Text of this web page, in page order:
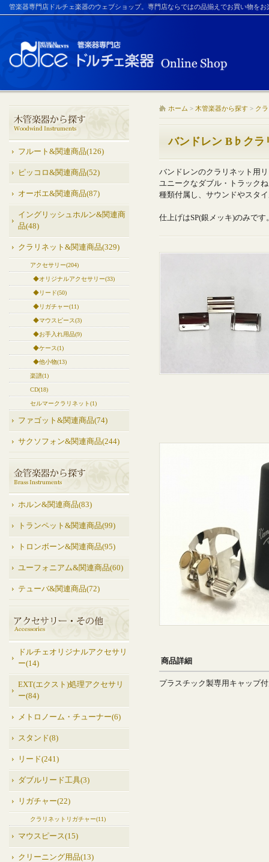
管楽器専門店ドルチェ楽器のウェブショップ。専門店ならではの品揃えでお買い物を
フルート&関連商品(126)
ピッコロ&関連商品(52)
オーボエ&関連商品(87)
イングリッシュホルン&関連商
品(48)
クラリネット&関連商品(329)
アクセサリー(204)
◆オリジナルアクセサリー(33)
◆リード(50)
◆リガチャー(11)
◆マウスピース(3)
◆お手入れ用品(9)
◆ケース(1)
◆他小物(13)
楽譜(1)
CD(18)
セルマークラリネット(1)
ファゴット&関連商品(74)
サクソフォン&関連商品(244)
ホルン&関連商品(83)
トランペット&関連商品(99)
トロンボーン&関連商品(95)
ユーフォニアム&関連商品(60)
テューバ&関連商品(72)
ドルチェオリジナルアクセサリ
ー(14)
EXT(エクスト)処理アクセサリ
ー(84)
メトロノーム・チューナー(6)
スタンド(8)
リード(241)
ダブルリード工具(3)
リガチャー(22)
クラリネットリガチャー(11)
マウスピース(15)
クリーニング用品(13)
ホーム > 木管楽器から探す > ク
バンドレン B♭クラ
バンドレンのクラリネット用
ユニークなダブル・トラック
種類付属し、サウンドやスタ
仕上げはSP(銀メッキ)のみです
商品詳細
プラスチック製専用キャップ